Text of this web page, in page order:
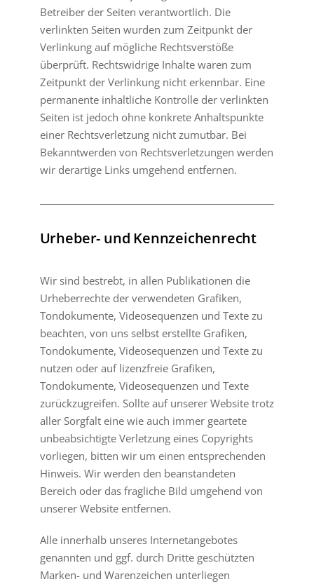
Betreiber der Seiten verantwortlich. Die
verlinkten Seiten wurden zum Zeitpunkt der
Verlinkung auf mögliche Rechtsverstöße
überprüft. Rechtswidrige Inhalte waren zum
Zeitpunkt der Verlinkung nicht erkennbar. Eine
permanente inhaltliche Kontrolle der verlinkten
Seiten ist jedoch ohne konkrete Anhaltspunkte
einer Rechtsverletzung nicht zumutbar. Bei
Bekanntwerden von Rechtsverletzungen werden
wir derartige Links umgehend entfernen.
Urheber- und Kennzeichenrecht
Wir sind bestrebt, in allen Publikationen die
Urheberrechte der verwendeten Grafiken,
Tondokumente, Videosequenzen und Texte zu
beachten, von uns selbst erstellte Grafiken,
Tondokumente, Videosequenzen und Texte zu
nutzen oder auf lizenzfreie Grafiken,
Tondokumente, Videosequenzen und Texte
zurückzugreifen. Sollte auf unserer Website trotz
aller Sorgfalt eine wie auch immer geartete
unbeabsichtigte Verletzung eines Copyrights
vorliegen, bitten wir um einen entsprechenden
Hinweis. Wir werden den beanstandeten
Bereich oder das fragliche Bild umgehend von
unserer Website entfernen.
Alle innerhalb unseres Internetangebotes
genannten und ggf. durch Dritte geschützten
Marken- und Warenzeichen unterliegen